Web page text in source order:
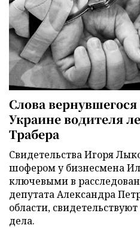
Слова
Украине водителя
Трабера
Свидетельства Игоря
шофером у бизнесмена
ключевыми в
депутата Александра
области,
дела.